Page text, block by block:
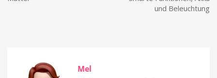
und Beleuchtung
Mel